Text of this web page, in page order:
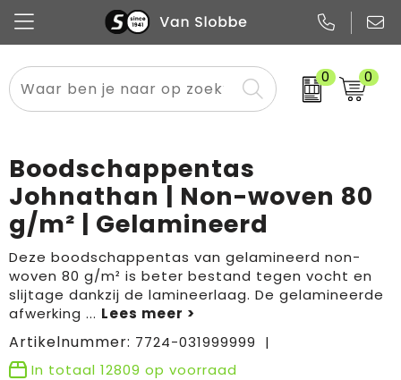
0 0
Alle categorieën
Snoep
Promo
Pennen
Notitieboekjes
Papier
Flessen
Glazen en karaffen
Merken
Meest gekozen
Sportkleding
Overig textiel
Boodschappen- en draagtassen
Sport & vrije tijd
Rugzakken
Boodschappentas
Johnathan | Non-woven 80
g/m² | Gelamineerd
Deze boodschappentas van gelamineerd non-
woven 80 g/m² is beter bestand tegen vocht en
slijtage dankzij de lamineerlaag. De gelamineerde
afwerking ...
Artikelnummer: 7724-031999999
In totaal 12809 op voorraad